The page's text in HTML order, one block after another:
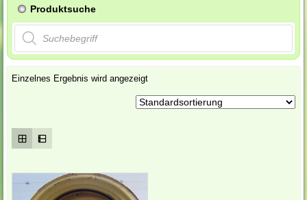
Produktsuche
Products
search
Einzelnes Ergebnis wird angezeigt